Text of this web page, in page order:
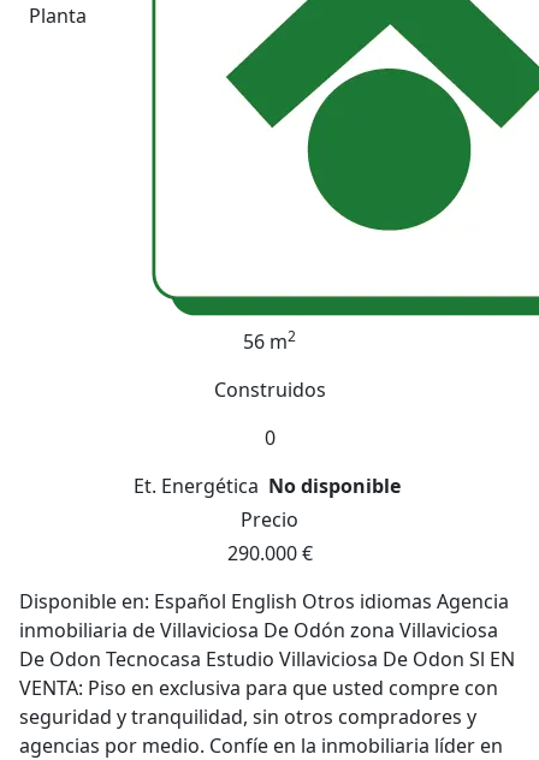
Planta
56 m2
Construidos
0
Et. Energética No disponible
Precio
290.000 €
Disponible en: Español English Otros idiomas Agencia
inmobiliaria de Villaviciosa De Odón zona Villaviciosa
De Odon Tecnocasa Estudio Villaviciosa De Odon Sl EN
VENTA: Piso en exclusiva para que usted compre con
seguridad y tranquilidad, sin otros compradores y
agencias por medio. Confíe en la inmobiliaria líder en